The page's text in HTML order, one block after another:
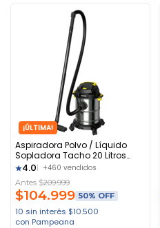
¡ÚLTIMA!
Aspiradora Polvo / Líquido
Sopladora Tacho 20 Litros
Barovo Caii-020l Negro
4.0 +460 vendidos
Antes $209.999
$104.999 50% OFF
10 sin interés $10.500
con Pampeana